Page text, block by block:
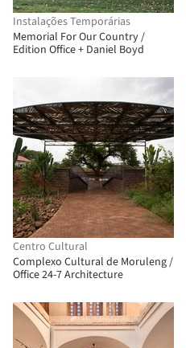
Instalações Temporárias
Memorial For Our Country /
Edition Office + Daniel Boyd
Centro Cultural
Complexo Cultural de Moruleng /
Office 24-7 Architecture